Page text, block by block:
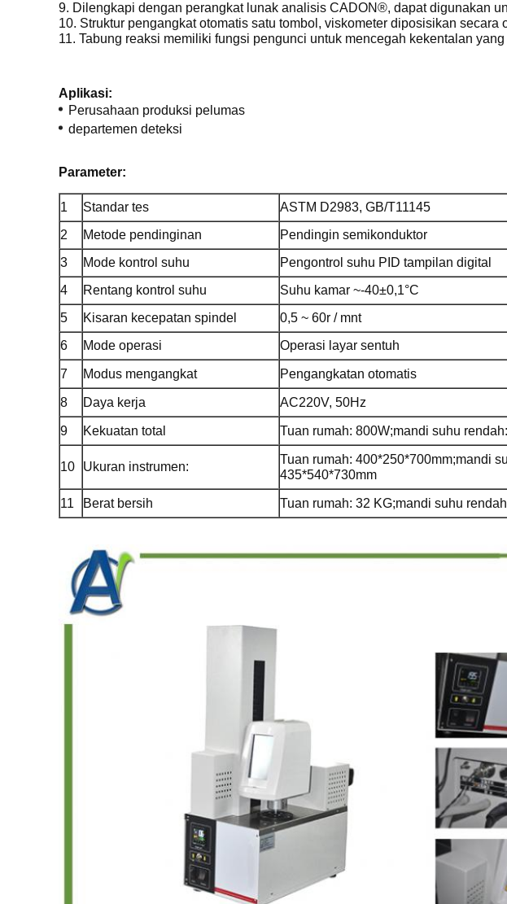
9. Dilengkapi dengan perangkat lunak analisis CADON®, dapat digunakan
10. Struktur pengangkat otomatis satu tombol, viskometer diposisikan secara
11. Tabung reaksi memiliki fungsi pengunci untuk mencegah kekentalan
Aplikasi:
Perusahaan produksi pelumas
departemen deteksi
Parameter:
1 Standar tes
ASTM D2983, GB/T11145
2
Metode pendinginan
Pendingin semikonduktor
3
Mode kontrol suhu
Pengontrol suhu PID tampilan digital
4
Rentang kontrol suhu
Suhu kamar ~-40±0,1°C
5
Kisaran kecepatan spindel
0,5 ~ 60r / mnt
6
Mode operasi Operasi layar sentuh
7 Modus mengangkat Pengangkatan otomatis
8 Daya kerja AC220V, 50Hz
9 Kekuatan total Tuan rumah: 800W;mandi suhu
10 Ukuran instrumen:
Tuan rumah: 400*250*700mm;mandi
435*540*730mm
11 Berat bersih Tuan rumah: 32 KG;mandi suhu